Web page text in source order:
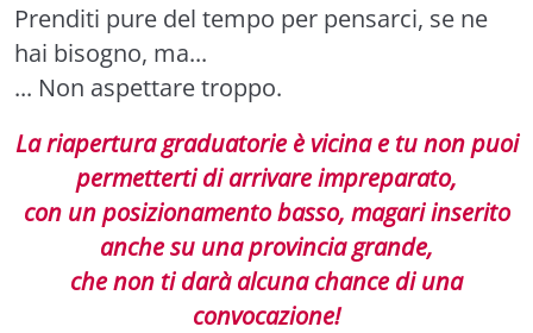
Prenditi pure del tempo per pensarci, se ne
hai bisogno, ma...
... Non aspettare troppo.
La riapertura graduatorie è vicina e tu non puoi
permetterti di arrivare impreparato,
con un posizionamento basso, magari inserito
anche su una provincia grande,
che non ti darà alcuna chance di una
convocazione!